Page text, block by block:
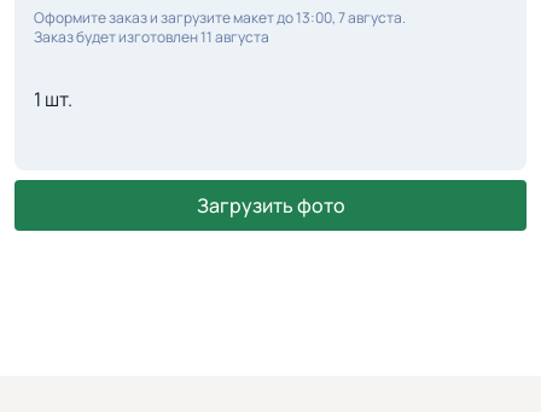
Оформите заказ и загрузите макет до 13:00, 7 августа.
Заказ будет изготовлен 11 августа
1 шт.
Загрузить фото